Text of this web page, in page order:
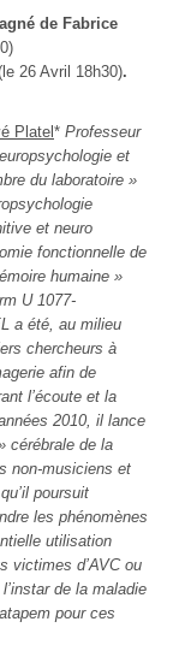
de Fabrice
26 Avril 18h30).
Platel * Professeur
et
du laboratoire »
et neuro
fonctionnelle de
humaine »
U 1077-
a été, au milieu
chercheurs à
afin de
l’écoute et la
2010, il lance
cérébrale de la
non-musiciens et
poursuit
les phénomènes
utilisation
victimes d’AVC ou
de la maladie
pour ces